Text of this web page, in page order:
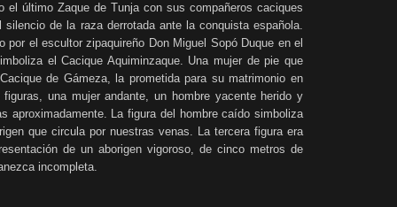
último Zaque de Tunja con sus compañeros caciques
de la raza derrotada ante la conquista española.
el escultor zipaquireño Don Miguel Sopó Duque en el
el Cacique Aquiminzaque. Una mujer de pie que
de Gámeza, la prometida para su matrimonio en
una mujer andante, un hombre yacente herido y
aproximadamente. La figura del hombre caído simboliza
que circula por nuestras venas. La tercera figura era
de un aborigen vigoroso, de cinco metros de
incompleta.